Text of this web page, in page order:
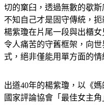
切的窠臼，透過無數的歇
不知自己才是固守傳統，
楊紫瓊在片尾一段與出櫃
令人痛苦的守舊框架，向
式，絕非僅能用單方面的情
出道40年的楊紫瓊，以《
國家評論協會「最佳女主